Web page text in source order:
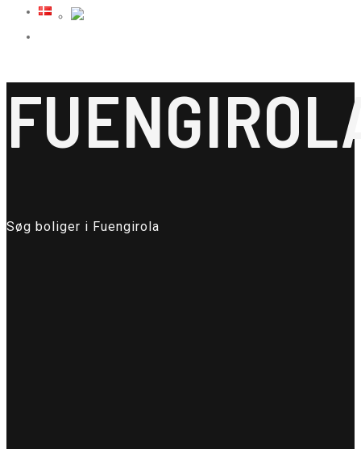
Søg boliger i Fuengirola